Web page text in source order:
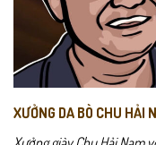
XƯỞNG DA BÒ CHU HẢI